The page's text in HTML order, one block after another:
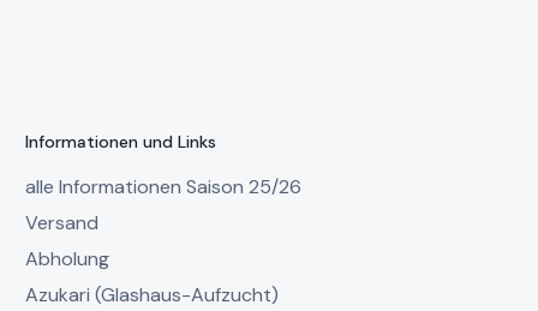
Informationen und Links
alle Informationen Saison 25/26
Versand
Abholung
Azukari (Glashaus-Aufzucht)